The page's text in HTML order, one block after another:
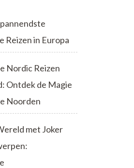
Reizen in Europa
Nordic Reizen
Ontdek de Magie
Noorden
met Joker